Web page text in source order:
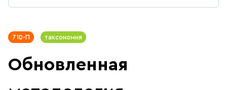
710-П таксономия
Обновленная